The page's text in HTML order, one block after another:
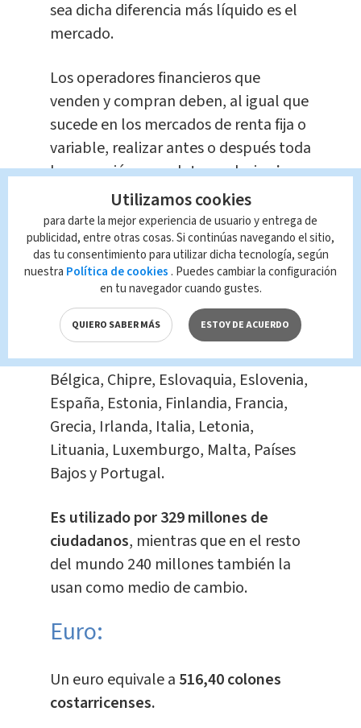
sea dicha diferencia más líquido es el
mercado.
Los operadores financieros que
venden y compran deben, al igual que
sucede en los mercados de renta fija o
variable, realizar antes o después toda
la operación completa, es decir,si
venden tendrán que acabar
comprando y si compran tendrán que
acabar vendiendo.
¿Qué es el euro?
Es la moneda de la Unión Europea,
conformada: Alemania, Austria,
Bélgica, Chipre, Eslovaquia, Eslovenia,
España, Estonia, Finlandia, Francia,
Grecia, Irlanda, Italia, Letonia,
Lituania, Luxemburgo, Malta, Países
Bajos y Portugal.
Es utilizado por 329 millones de
ciudadanos, mientras que en el resto
del mundo 240 millones también la
usan como medio de cambio.
Euro:
​Un euro equivale a 516,40 colones
costarricenses.
Utilizamos cookies
para darte la mejor experiencia de usuario y entrega de
publicidad, entre otras cosas. Si continúas navegando el sitio,
das tu consentimiento para utilizar dicha tecnología, según
nuestra Política de cookies . Puedes cambiar la configuración
en tu navegador cuando gustes.
QUIERO SABER MÁS ESTOY DE ACUERDO